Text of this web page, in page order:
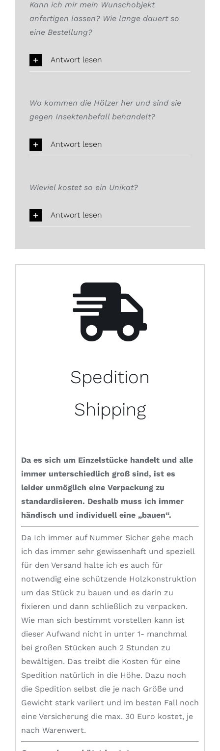
Kann ich mir mein Wunschobjekt
anfertigen lassen? Wie lange dauert so
eine Bestellung?
Antwort lesen
Wo kommen die Hölzer her und sind sie
gegen Insektenbefall behandelt?
Antwort lesen
Wieviel kostet so ein Unikat?
Antwort lesen
Spedition
Shipping
Da es sich um Einzelstücke handelt und alle
immer unterschiedlich groß sind, ist es
leider unmöglich eine Verpackung zu
standardisieren. Deshalb muss ich immer
händisch und individuell eine „bauen“.
Da Ich immer auf Nummer Sicher gehe mach
ich das immer sehr gewissenhaft und speziell
für den Versand halte ich es auch für
notwendig eine schützende Holzkonstruktion
um das Stück zu bauen und es darin zu
fixieren und dann schließlich zu verpacken.
Wie man sich bestimmt vorstellen kann ist
dieser Aufwand nicht in unter 1- manchmal
bei großen Stücken auch 2 Stunden zu
bewältigen. Das treibt die Kosten für eine
Spedition natürlich in die Höhe. Dazu noch
die Spedition selbst die je nach Größe und
Gewicht stark variiert und im besten Fall noch
eine Versicherung die max. 30 Euro kostet, je
nach Warenwert.